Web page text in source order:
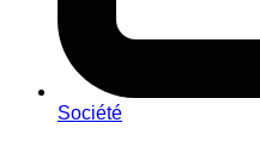
Société